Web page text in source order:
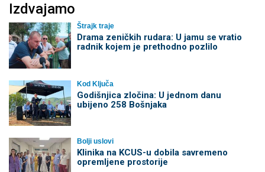
Izdvajamo
Štrajk traje
Drama zeničkih rudara: U jamu se vratio
radnik kojem je prethodno pozlilo
Kod Ključa
Godišnjica zločina: U jednom danu
ubijeno 258 Bošnjaka
Bolji uslovi
Klinika na KCUS-u dobila savremeno
opremljene prostorije